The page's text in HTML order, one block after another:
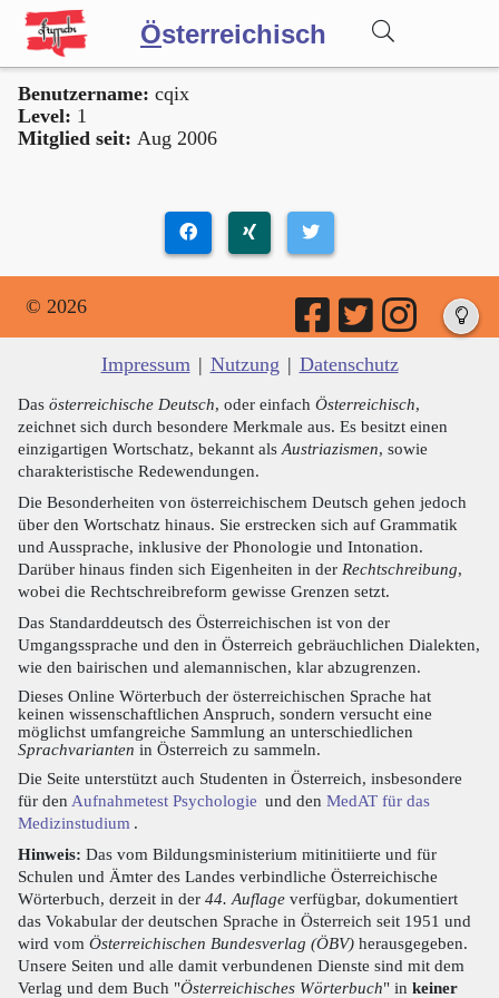
Österreichisch
Wörterbuch
Benutzername: cqix
Level: 1
Mitglied seit: Aug 2006
© 2026
Impressum | Nutzung | Datenschutz
Das österreichische Deutsch, oder einfach Österreichisch,
zeichnet sich durch besondere Merkmale aus. Es besitzt einen
einzigartigen Wortschatz, bekannt als Austriazismen, sowie
charakteristische Redewendungen.
Die Besonderheiten von österreichischem Deutsch gehen jedoch
über den Wortschatz hinaus. Sie erstrecken sich auf Grammatik
und Aussprache, inklusive der Phonologie und Intonation.
Darüber hinaus finden sich Eigenheiten in der Rechtschreibung,
wobei die Rechtschreibreform gewisse Grenzen setzt.
Das Standarddeutsch des Österreichischen ist von der
Umgangssprache und den in Österreich gebräuchlichen Dialekten,
wie den bairischen und alemannischen, klar abzugrenzen.
Dieses Online Wörterbuch der österreichischen Sprache hat
keinen wissenschaftlichen Anspruch, sondern versucht eine
möglichst umfangreiche Sammlung an unterschiedlichen
Sprachvarianten in Österreich zu sammeln.
Die Seite unterstützt auch Studenten in Österreich, insbesondere
für den Aufnahmetest Psychologie und den MedAT für das
Medizinstudium .
Hinweis: Das vom Bildungsministerium mitinitiierte und für
Schulen und Ämter des Landes verbindliche Österreichische
Wörterbuch, derzeit in der 44. Auflage verfügbar, dokumentiert
das Vokabular der deutschen Sprache in Österreich seit 1951 und
wird vom Österreichischen Bundesverlag (ÖBV) herausgegeben.
Unsere Seiten und alle damit verbundenen Dienste sind mit dem
Verlag und dem Buch "Österreichisches Wörterbuch" in keiner